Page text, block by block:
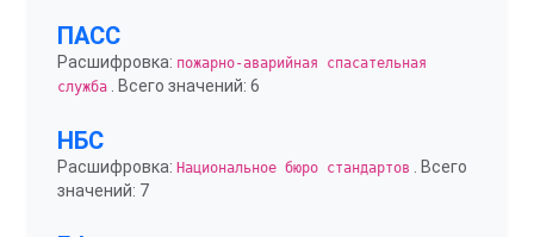
ПАСС
Расшифровка: пожарно-аварийная спасательная
служба . Всего значений: 6
НБС
Расшифровка: Национальное бюро стандартов
. Всего
значений: 7